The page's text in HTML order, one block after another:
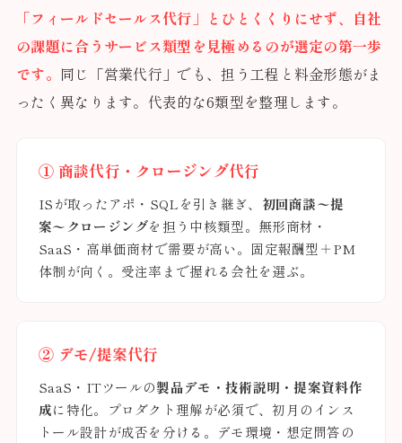
「フィールドセールス代行」とひとくくりにせず、自社
の課題に合うサービス類型を見極めるのが選定の第一歩
です。 同じ「営業代行」でも、担う工程と料金形態がま
ったく異なります。代表的な6類型を整理します。
① 商談代行・クロージング代行
ISが取ったアポ・SQLを引き継ぎ、 初回商談〜提
案〜クロージングを担う中核類型。無形商材・
SaaS・高単価商材で需要が高い。固定報酬型＋PM
体制が向く。受注率まで握れる会社を選ぶ。
② デモ/提案代行
SaaS・ITツールの製品デモ・技術説明・提案資料作
成に特化。プロダクト理解が必須で、初月のインス
トール設計が成否を分ける。デモ環境・想定問答の